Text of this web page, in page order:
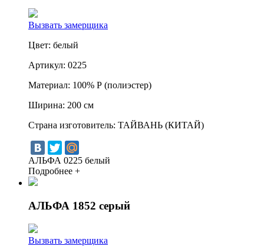
Вызвать замерщика
Цвет: белый
Артикул: 0225
Материал: 100% Р (полиэстер)
Ширина: 200 см
Страна изготовитель: ТАЙВАНЬ (КИТАЙ)
АЛЬФА 0225 белый
Подробнее +
АЛЬФА 1852 серый
Вызвать замерщика